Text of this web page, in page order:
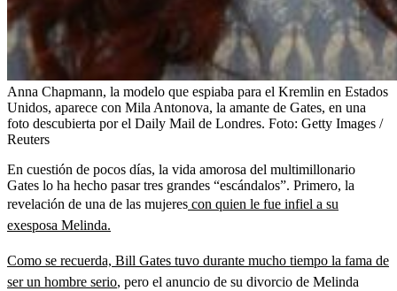
Anna Chapmann, la modelo que espiaba para el Kremlin en Estados
Unidos, aparece con Mila Antonova, la amante de Gates, en una
foto descubierta por el Daily Mail de Londres. Foto: Getty Images /
Reuters
En cuestión de pocos días, la vida amorosa del multimillonario
Gates lo ha hecho pasar tres grandes “escándalos”. Primero, la
revelación de una de las mujeres con quien le fue infiel a su
exesposa Melinda.
Como se recuerda, Bill Gates tuvo durante mucho tiempo la fama de
ser un hombre serio, pero el anuncio de su divorcio de Melinda